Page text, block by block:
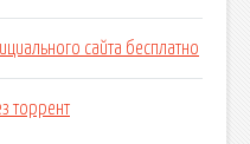
сайта бесплатно
торрент